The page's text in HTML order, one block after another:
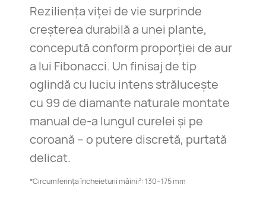
Reziliența viței de vie surprinde
creșterea durabilă a unei plante,
concepută conform proporției de aur
a lui Fibonacci. Un finisaj de tip
oglindă cu luciu intens strălucește
cu 99 de diamante naturale montate
manual de-a lungul curelei și pe
coroană – o putere discretă, purtată
delicat.
*Circumferința încheieturii mâinii2: 130–175 mm